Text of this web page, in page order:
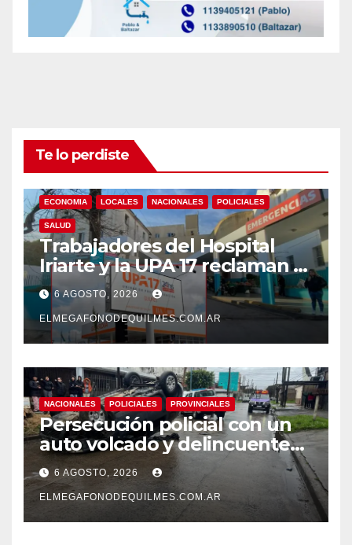
Te lo perdiste
ECONOMIA LOCALES NACIONALES POLICIALES
SALUD
Trabajadores del Hospital
Iriarte y la UPA 17 reclaman el
pase a planta de becarios y
mejoras laborales
6 AGOSTO, 2026
ELMEGAFONODEQUILMES.COM.AR
NACIONALES POLICIALES PROVINCIALES
Persecución policial con un
auto volcado y delincuentes
detenidos en San Francisco
Solano
6 AGOSTO, 2026
ELMEGAFONODEQUILMES.COM.AR